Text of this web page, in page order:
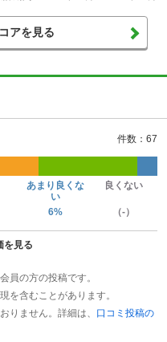
アを見る
件数：67
あまり良くな
い
良くない
6% （-）
を見る
員の方の投稿です。
を含むことがあります。
りません。詳細は、 口コミ投稿の